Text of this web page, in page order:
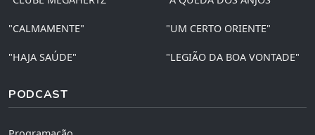
"CALMAMENTE" "UM CERTO ORIENTE"
"HAJA SAÚDE" "LEGIÃO DA BOA VONTADE"
PODCAST